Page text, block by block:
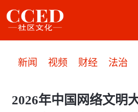
新闻 视频 财经 法治
2026年中国网络文明